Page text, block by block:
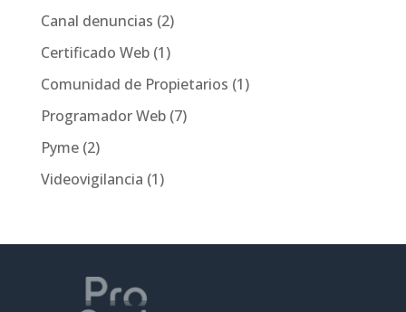
Canal denuncias (2)
Certificado Web (1)
Comunidad de Propietarios (1)
Programador Web (7)
Pyme (2)
Videovigilancia (1)